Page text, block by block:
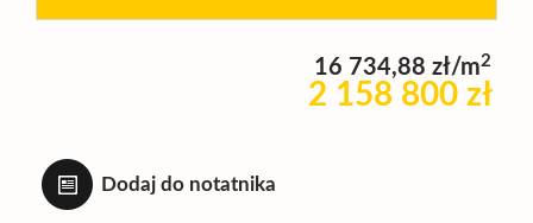
Kontakt
16 734,88 zł/m2
2 158 800 zł
Dodaj do notatnika